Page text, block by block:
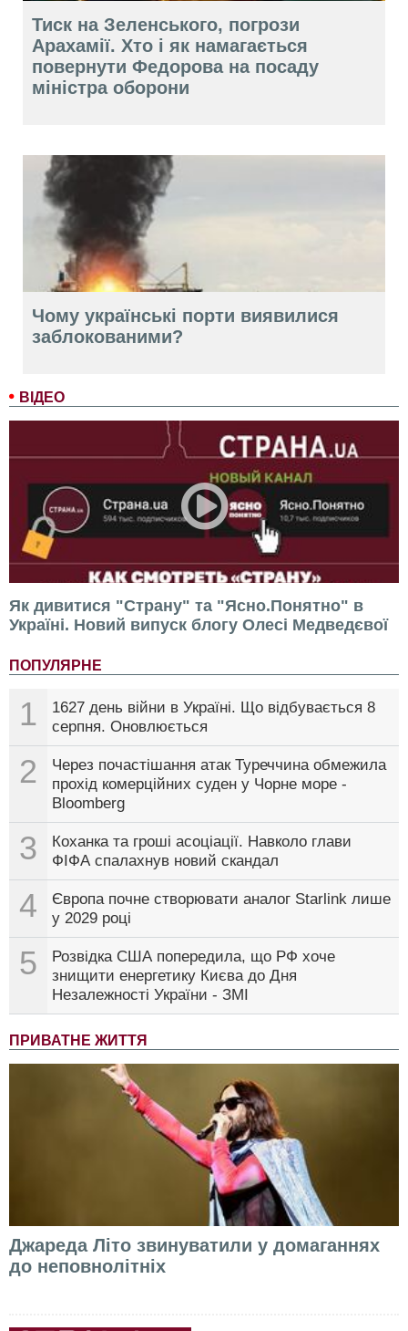
ВІДЕО
Як дивитися "Страну" та "Ясно.Понятно" в
Україні. Новий випуск блогу Олесі Медведєвої
ПОПУЛЯРНЕ
1
1627 день війни в Україні. Що відбувається 8
серпня. Оновлюється
2
Через почастішання атак Туреччина обмежила
прохід комерційних суден у Чорне море -
Bloomberg
3
Коханка та гроші асоціації. Навколо глави
ФІФА спалахнув новий скандал
4
Європа почне створювати аналог Starlink лише
у 2029 році
5
Розвідка США попередила, що РФ хоче
знищити енергетику Києва до Дня
Незалежності України - ЗМІ
ПРИВАТНЕ ЖИТТЯ
Джареда Літо звинуватили у домаганнях
до неповнолітніх
Тиск на Зеленського, погрози
Арахамії. Хто і як намагається
повернути Федорова на посаду
міністра оборони
Чому українські порти виявилися
заблокованими?